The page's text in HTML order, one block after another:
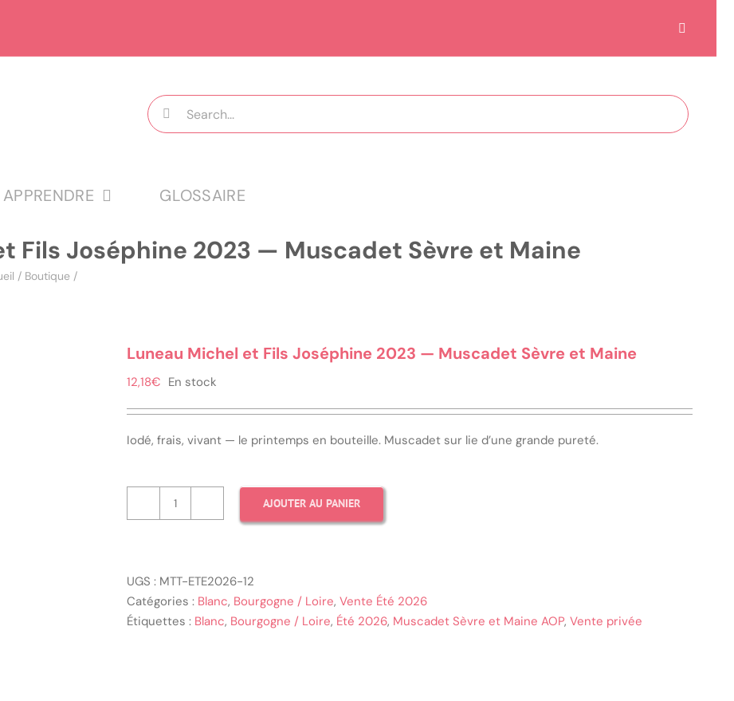
Rechercher:
APPRENDRE GLOSSAIRE
Fils Joséphine 2023 — Muscadet Sèvre et Maine
/ Boutique/
Luneau Michel et Fils Joséphine 2023 — Muscadet Sèvre et Maine
12,18€ En stock
Iodé, frais, vivant — le printemps en bouteille. Muscadet sur lie d’une grande pureté.
quantité
Joséphine
AJOUTER AU PANIER
UGS : MTT-ETE2026-12
Catégories : Blanc, Bourgogne / Loire, Vente Été 2026
Étiquettes : Blanc, Bourgogne / Loire, Été 2026, Muscadet Sèvre et Maine AOP, Vente privée